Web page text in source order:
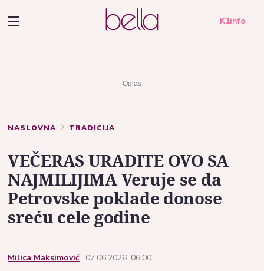
K1info
NASLOVNA TRADICIJA
VEČERAS URADITE OVO SA
NAJMILIJIMA Veruje se da
Petrovske poklade donose
sreću cele godine
Milica Maksimović 07.06.2026. 06:00